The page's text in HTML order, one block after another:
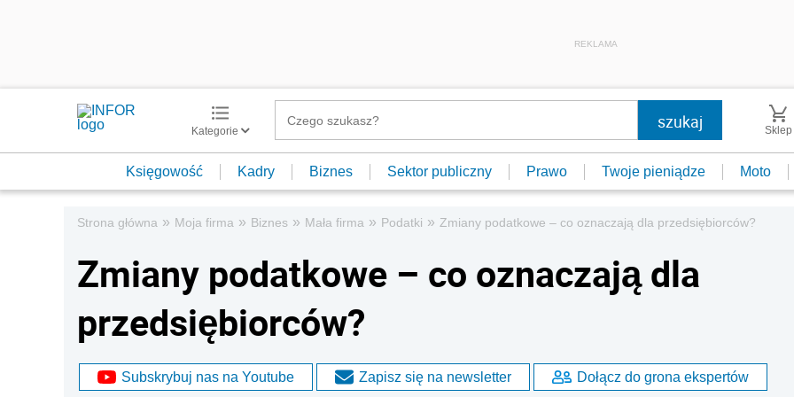
REKLAMA
Kategorie Sklep
Księgowość Kadry Biznes Sektor publiczny Prawo Twoje pieniądze Moto
Strona główna » Moja firma » Biznes » Mała firma » Podatki » Zmiany podatkowe – co oznaczają dla przedsiębiorców?
Zmiany podatkowe – co oznaczają dla
przedsiębiorców?
Subskrybuj nas na Youtube Zapisz się na newsletter Dołącz do grona ekspertów